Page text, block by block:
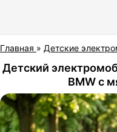
Главная » Детские
Детский
BMW с